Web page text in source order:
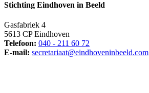
Stichting Eindhoven in Beeld
Gasfabriek 4
5613 CP Eindhoven
Telefoon: 040 - 211 60 72
E-mail: secretariaat@eindhoveninbeeld.com